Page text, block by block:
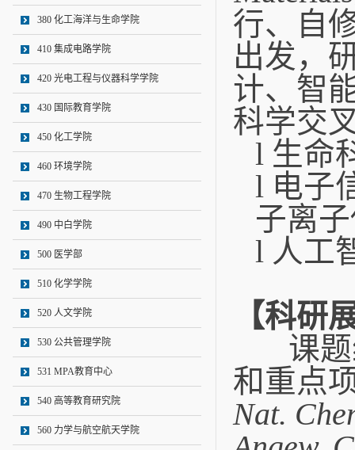
380 化工海洋与生命学院
410 集成电路学院
420 光电工程与仪器科学学院
430 国际教育学院
450 化工学院
460 环境学院
470 生物工程学院
490 中白学院
500 医学部
510 化学学院
520 人文学院
530 公共管理学院
531 MPA教育中心
540 高等教育研究院
560 力学与航空航天学院
行、自
出发，
计、智
科学交
l 生命
l 电子
子离
l 人工
【科研
课题
和重点
Nat.